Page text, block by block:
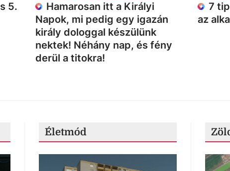
5.
Hamarosan itt a Királyi
Napok, mi pedig egy igazán
király dologgal készülünk
nektek! Néhány nap, és fény
derül a titokra!
7
az
Életmód